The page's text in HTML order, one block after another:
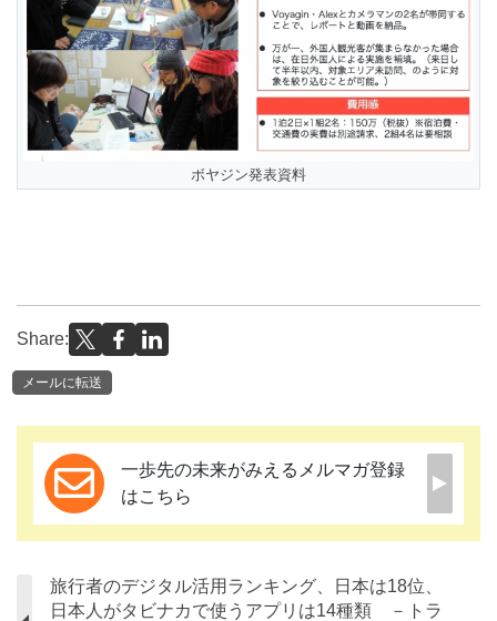
ボヤジン発表資料
Share:
メールに転送
一歩先の未来がみえるメルマガ登録
はこちら
旅行者のデジタル活用ランキング、日本は18位、
日本人がタビナカで使うアプリは14種類 －トラ